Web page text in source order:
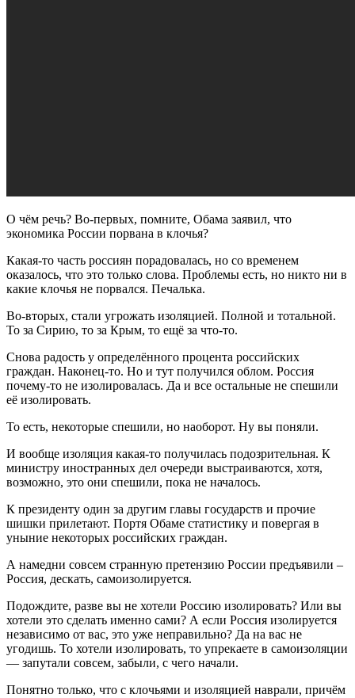
О чём речь? Во-первых, помните, Обама заявил, что
экономика России порвана в клочья?
Какая-то часть россиян порадовалась, но со временем
оказалось, что это только слова. Проблемы есть, но никто ни в
какие клочья не порвался. Печалька.
Во-вторых, стали угрожать изоляцией. Полной и тотальной.
То за Сирию, то за Крым, то ещё за что-то.
Снова радость у определённого процента российских
граждан. Наконец-то. Но и тут получился облом. Россия
почему-то не изолировалась. Да и все остальные не спешили
её изолировать.
То есть, некоторые спешили, но наоборот. Ну вы поняли.
И вообще изоляция какая-то получилась подозрительная. К
министру иностранных дел очереди выстраиваются, хотя,
возможно, это они спешили, пока не началось.
К президенту один за другим главы государств и прочие
шишки прилетают. Портя Обаме статистику и повергая в
уныние некоторых российских граждан.
А намедни совсем странную претензию России предъявили –
Россия, дескать, самоизолируется.
Подождите, разве вы не хотели Россию изолировать? Или вы
хотели это сделать именно сами? А если Россия изолируется
независимо от вас, это уже неправильно? Да на вас не
угодишь. То хотели изолировать, то упрекаете в самоизоляции
— запутали совсем, забыли, с чего начали.
Понятно только, что с клочьями и изоляцией наврали, причём